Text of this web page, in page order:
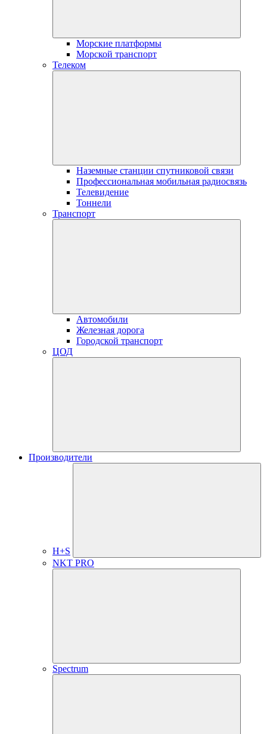
Морские платформы
Морской транспорт
Телеком
Наземные станции спутниковой связи
Профессиональная мобильная радиосвязь
Телевидение
Тоннели
Транспорт
Автомобили
Железная дорога
Городской транспорт
ЦОД
Производители
H+S
NKT PRO
Spectrum